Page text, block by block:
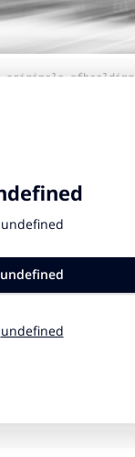
originele afbeelding